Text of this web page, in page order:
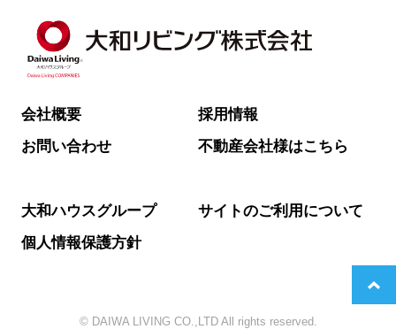
会社概要
採用情報
お問い合わせ
不動産会社様はこちら
大和ハウスグループ
サイトのご利用について
個人情報保護方針
© DAIWA LIVING CO.,LTD All rights reserved.